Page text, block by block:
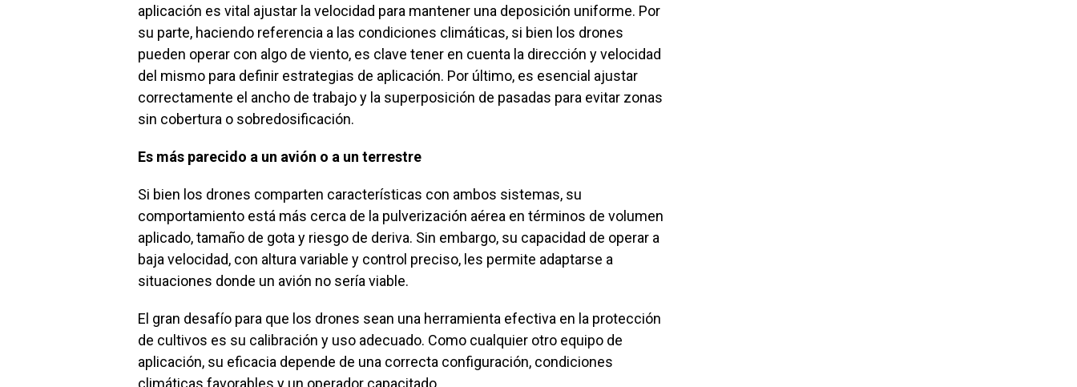
aplicación es vital ajustar la velocidad para mantener una deposición uniforme. Por
su parte, haciendo referencia a las condiciones climáticas, si bien los drones
pueden operar con algo de viento, es clave tener en cuenta la dirección y velocidad
del mismo para definir estrategias de aplicación. Por último, es esencial ajustar
correctamente el ancho de trabajo y la superposición de pasadas para evitar zonas
sin cobertura o sobredosificación.
Es más parecido a un avión o a un terrestre
Si bien los drones comparten características con ambos sistemas, su
comportamiento está más cerca de la pulverización aérea en términos de volumen
aplicado, tamaño de gota y riesgo de deriva. Sin embargo, su capacidad de operar a
baja velocidad, con altura variable y control preciso, les permite adaptarse a
situaciones donde un avión no sería viable.
El gran desafío para que los drones sean una herramienta efectiva en la protección
de cultivos es su calibración y uso adecuado. Como cualquier otro equipo de
aplicación, su eficacia depende de una correcta configuración, condiciones
climáticas favorables y un operador capacitado.